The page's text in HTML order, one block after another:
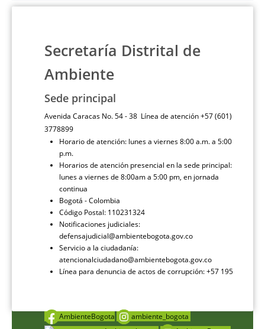
Secretaría Distrital de
Ambiente
Sede principal
Avenida Caracas No. 54 - 38 Línea de atención +57 (601)
3778899
Horario de atención: lunes a viernes 8:00 a.m. a 5:00
p.m.
Horarios de atención presencial en la sede principal:
lunes a viernes de 8:00am a 5:00 pm, en jornada
continua
Bogotá - Colombia
Código Postal: 110231324
Notificaciones judiciales:
defensajudicial@ambientebogota.gov.co
Servicio a la ciudadanía:
atencionalciudadano@ambientebogota.gov.co
Línea para denuncia de actos de corrupción: +57 195
AmbienteBogota
ambiente_bogota